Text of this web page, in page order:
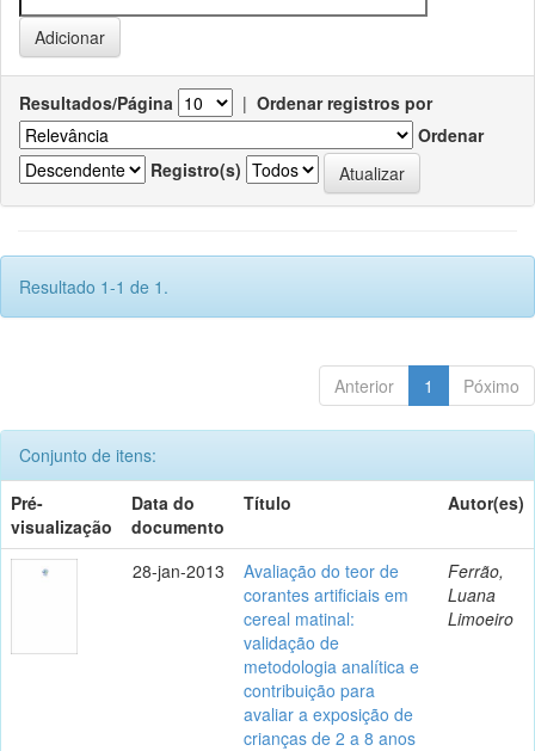
Resultados/Página | Ordenar registros por
Ordenar
Registro(s)
Resultado 1-1 de 1.
Anterior 1 Póximo
Conjunto de itens:
Pré-
visualização
Data do
documento
Título Autor(es)
28-jan-2013
Avaliação do teor de
corantes artificiais em
cereal matinal:
validação de
metodologia analítica e
contribuição para
avaliar a exposição de
crianças de 2 a 8 anos
Ferrão,
Luana
Limoeiro